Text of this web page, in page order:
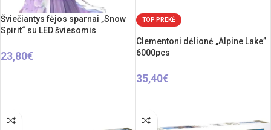
Šviečiantys fėjos sparnai „Snow
Spirit“ su LED šviesomis
23,80€
TOP PREKĖ
Clementoni dėlionė „Alpine Lake”
6000pcs
35,40€